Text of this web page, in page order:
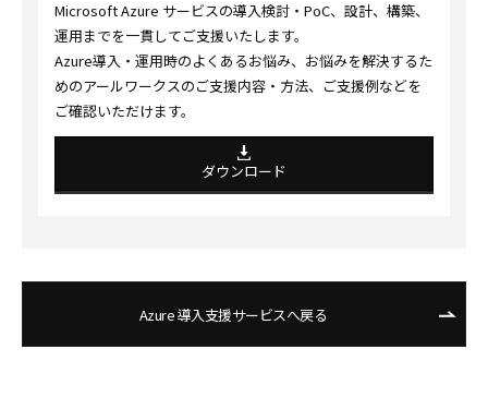
Microsoft Azure サービスの導入検討・PoC、設計、構築、
運用までを一貫してご支援いたします。
Azure導入・運用時のよくあるお悩み、お悩みを解決するた
めのアールワークスのご支援内容・方法、ご支援例などを
ご確認いただけます。
ダウンロード
Azure 導入支援サービスへ戻る